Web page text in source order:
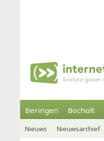
Beringen Bocholt
Nieuws Nieuwsarchief